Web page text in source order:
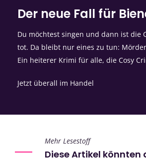
Der neue Fall für
Du möchtest singen und dann ist die
tot. Da bleibt nur eines zu tun:
Ein heiterer Krimi für alle, die Cosy
Jetzt überall im Handel
Mehr Lesestoff
Diese Artikel könnten